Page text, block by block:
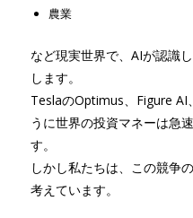
農業
など現実世界で、AIが認識
します。
TeslaのOptimus、Figure AI
うに世界の投資マネーは急
す。
しかし私たちは、この競争
考えています。